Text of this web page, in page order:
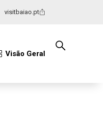
visitbaiao.pt
Visão Geral